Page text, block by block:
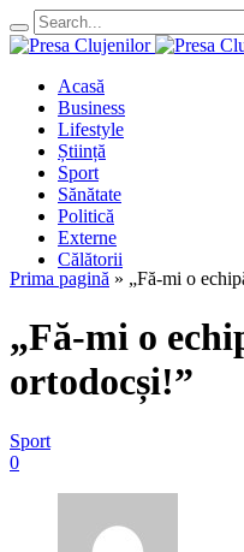
Acasă
Business
Lifestyle
Știință
Sport
Sănătate
Politică
Externe
Călătorii
Prima pagină » „Fă-mi o
„Fă-mi o
ortodocși!”
Sport
0